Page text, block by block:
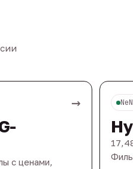
→
с ценами,